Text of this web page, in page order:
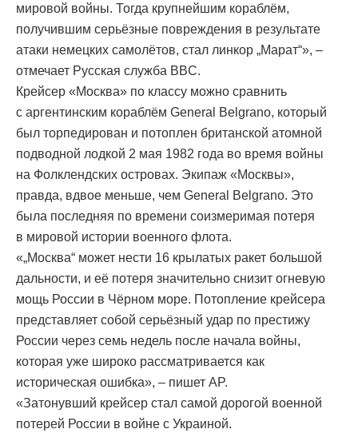
мировой войны. Тогда крупнейшим кораблём,
получившим серьёзные повреждения в результате
атаки немецких самолётов, стал линкор „Марат“», –
отмечает Русская служба BBC.
Крейсер «Москва» по классу можно сравнить
с аргентинским кораблём General Belgrano, который
был торпедирован и потоплен британской атомной
подводной лодкой 2 мая 1982 года во время войны
на Фолклендских островах. Экипаж «Москвы»,
правда, вдвое меньше, чем General Belgrano. Это
была последняя по времени соизмеримая потеря
в мировой истории военного флота.
«„Москва“ может нести 16 крылатых ракет большой
дальности, и её потеря значительно снизит огневую
мощь России в Чёрном море. Потопление крейсера
представляет собой серьёзный удар по престижу
России через семь недель после начала войны,
которая уже широко рассматривается как
историческая ошибка», – пишет AP.
«Затонувший крейсер стал самой дорогой военной
потерей России в войне с Украиной.